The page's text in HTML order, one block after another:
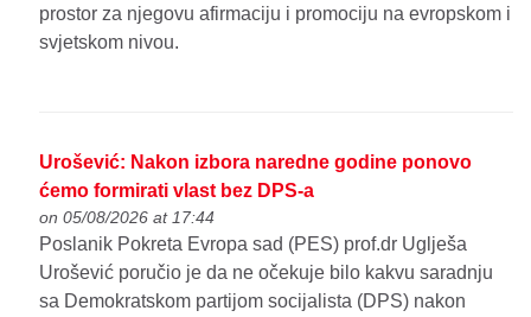
prostor za njegovu afirmaciju i promociju na evropskom i
svjetskom nivou.
Urošević: Nakon izbora naredne godine ponovo
ćemo formirati vlast bez DPS-a
on 05/08/2026 at 17:44
Poslanik Pokreta Evropa sad (PES) prof.dr Uglješa
Urošević poručio je da ne očekuje bilo kakvu saradnju
sa Demokratskom partijom socijalista (DPS) nakon